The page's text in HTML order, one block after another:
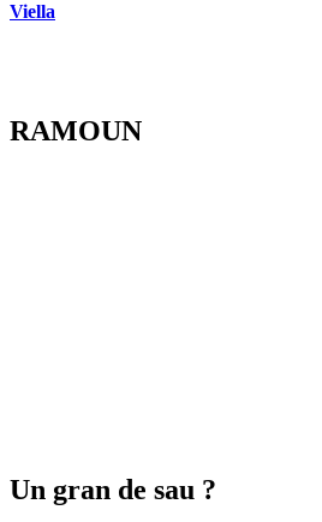
Viella
RAMOUN
Un gran de sau ?